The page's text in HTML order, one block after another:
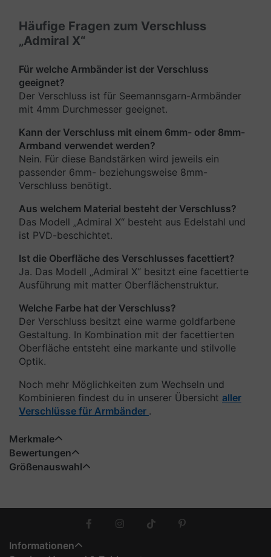
Häufige Fragen zum Verschluss
„Admiral X“
Für welche Armbänder ist der Verschluss
geeignet?
Der Verschluss ist für Seemannsgarn-Armbänder
mit 4mm Durchmesser geeignet.
Kann der Verschluss mit einem 6mm- oder 8mm-
Armband verwendet werden?
Nein. Für diese Bandstärken wird jeweils ein
passender 6mm- beziehungsweise 8mm-
Verschluss benötigt.
Aus welchem Material besteht der Verschluss?
Das Modell „Admiral X“ besteht aus Edelstahl und
ist PVD-beschichtet.
Ist die Oberfläche des Verschlusses facettiert?
Ja. Das Modell „Admiral X“ besitzt eine facettierte
Ausführung mit matter Oberflächenstruktur.
Welche Farbe hat der Verschluss?
Der Verschluss besitzt eine warme goldfarbene
Gestaltung. In Kombination mit der facettierten
Oberfläche entsteht eine markante und stilvolle
Optik.
Noch mehr Möglichkeiten zum Wechseln und
Kombinieren findest du in unserer Übersicht aller
Verschlüsse für Armbänder .
Merkmale
Bewertungen
Größenauswahl
Informationen